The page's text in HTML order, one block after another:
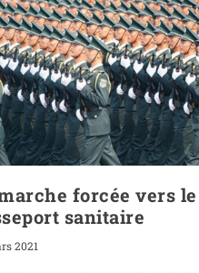
forcée vers le
sanitaire
2021